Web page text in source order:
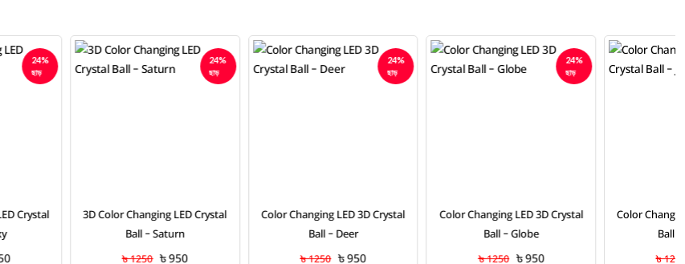
ছাড়
Changing LED Crystal
ছাড়
Color Changing LED 3D Crystal
ছাড়
Color Changing LED 3D Crystal
ছাড়
Color Changing LED 3D Crystal